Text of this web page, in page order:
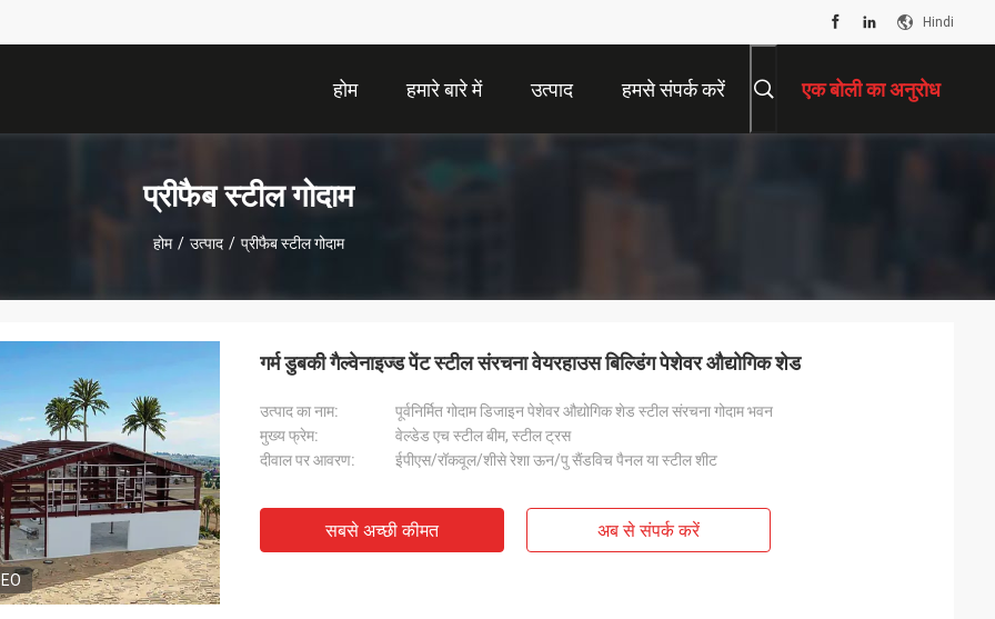
Hindi
होम हमारे बारे में उत्पाद हमसे संपर्क करें एक बोली का अनुरोध
प्रीफैब स्टील गोदाम
होम / उत्पाद / प्रीफैब स्टील गोदाम
गर्म डुबकी गैल्वेनाइज्ड पेंट स्टील संरचना वेयरहाउस बिल्डिंग पेशेवर औद्योगिक शेड
उत्पाद का नाम:
पूर्वनिर्मित गोदाम डिजाइन पेशेवर औद्योगिक शेड स्टील संरचना गोदाम भवन
मुख्य फ्रेम:
वेल्डेड एच स्टील बीम, स्टील ट्रस
दीवाल पर आवरण:
ईपीएस/रॉकवूल/शीसे रेशा ऊन/पु सैंडविच पैनल या स्टील शीट
सबसे अच्छी कीमत अब से संपर्क करें